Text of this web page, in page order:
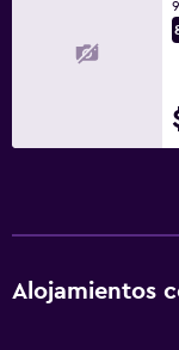
Alojamientos